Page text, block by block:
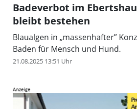
Badeverbot im
bleibt bestehen
Blaualgen in „massenhafter”
Baden für Mensch und Hund.
21.08.2025 13:51 Uhr